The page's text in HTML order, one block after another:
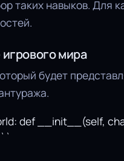
таких навыков. Для
мира
будет
def __init__(self,